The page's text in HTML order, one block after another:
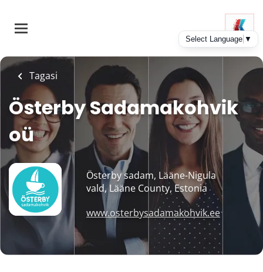
main
Tagasi
Österby Sadamakohvik
oü
Österby sadam, Lääne-Nigula
vald, Lääne County, Estonia
www.osterbysadamakohvik.ee